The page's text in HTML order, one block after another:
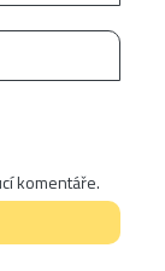
komentáře.